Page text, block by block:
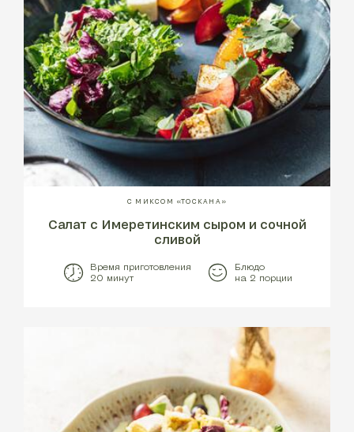
С МИКСОМ «ТОСКАНА»
Салат с Имеретинским сыром и сочной
сливой
Время приготовления
20 минут
Блюдо
на 2 порции